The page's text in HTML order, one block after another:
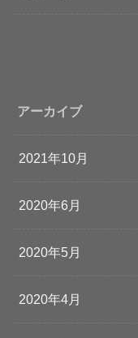
アーカイブ
2021年10月
2020年6月
2020年5月
2020年4月